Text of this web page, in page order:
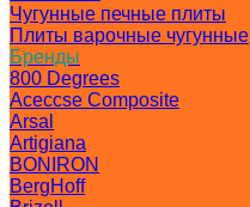
Чугунные печные плиты
Плиты варочные чугунные
Бренды
800 Degrees
Aceccse Composite
Arsal
Artigiana
BONIRON
BergHoff